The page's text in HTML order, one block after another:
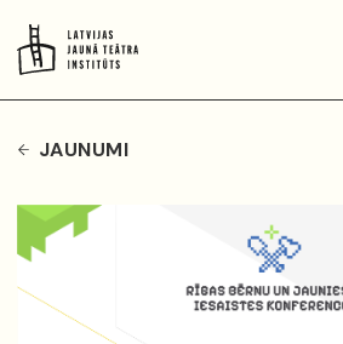
JAUNUMI